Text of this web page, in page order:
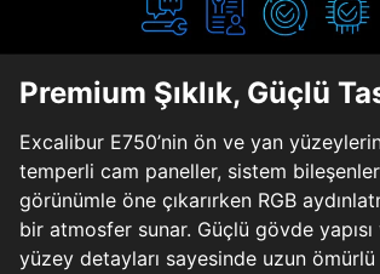
Premium Şıklık, Güçlü
Excalibur E750’nin ön ve yan
temperli cam paneller, sistem
görünümle öne çıkarırken RGB
bir atmosfer sunar. Güçlü gövde
yüzey detayları sayesinde uzun ömürlü